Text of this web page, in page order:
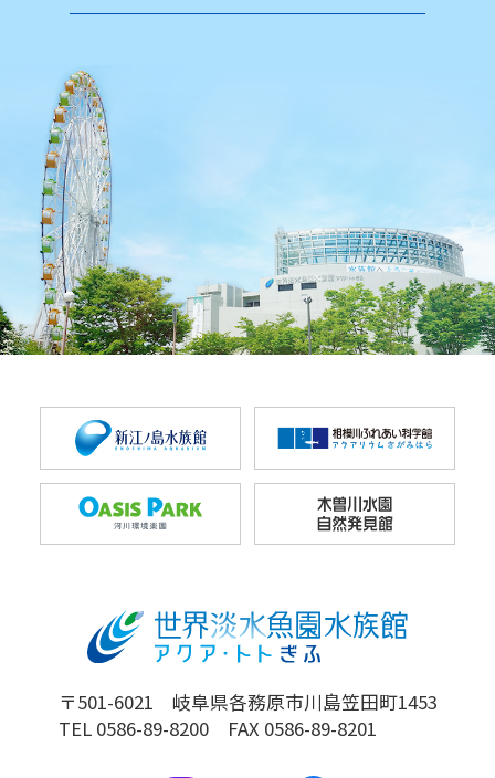
〒501-6021 岐阜県各務原市川島笠田町1453
TEL 0586-89-8200 FAX 0586-89-8201